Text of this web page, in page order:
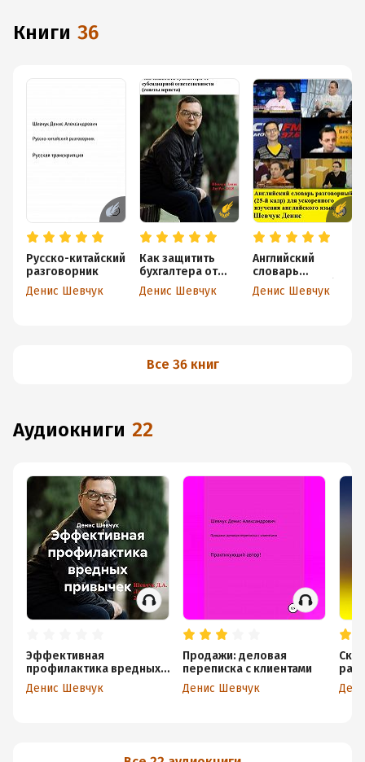
книги 36
Русско-китайский
разговорник
Денис Шевчук
Как защитить
бухгалтера от
субсидиарной
ответственности
Денис Шевчук
Английский
словарь
разговорный (25-
й кадр) для
Денис Шевчук
Все 36 книг
аудиокниги 22
Эффективная
профилактика вредных
привычек
Денис Шевчук
Продажи: деловая
переписка с клиентами
Денис Шевчук